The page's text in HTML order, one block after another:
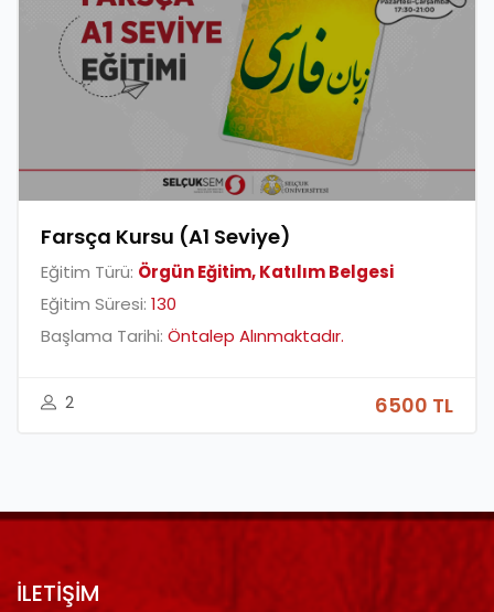
Farsça Kursu (A1 Seviye)
Eğitim Türü: Örgün Eğitim, Katılım Belgesi
Eğitim Süresi: 130
Başlama Tarihi: Öntalep Alınmaktadır.
2 6500 TL
İLETİŞİM